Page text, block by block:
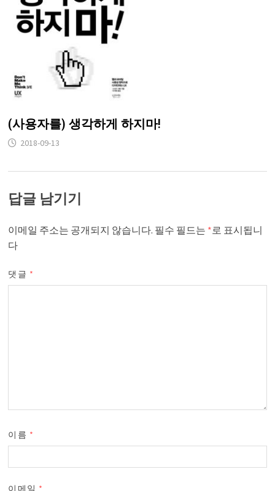
(사용자를) 생각하게 하지마!
2018-09-13
답글 남기기
이메일 주소는 공개되지 않습니다. 필수 필드는 *로 표시됩니
다
댓글 *
이름 *
이메일 *